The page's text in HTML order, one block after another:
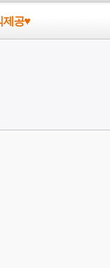
제공♥